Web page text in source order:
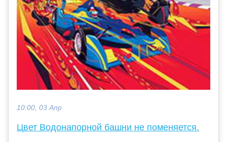
10:00, 03 Апр
Цвет Водонапорной башни не поменяется.